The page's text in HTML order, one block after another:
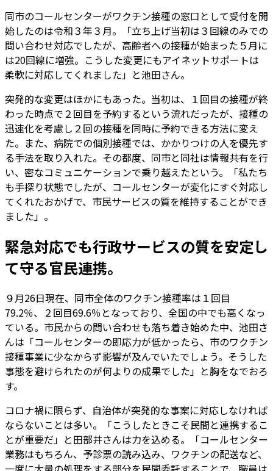
同市のコールセンターがワクチン接種の窓口として受付を開
始したのは令和３年３月。「立ち上げ当初は３回線のみでの
問い合わせ対応でしたが、高齢者への接種が始まった５月に
は20回線に増強。こうした変更にもアイネットサポートは
柔軟に対応してくれました」と池田さん。
突発的な変更はほかにもあった。当初は、１回目の接種が終
わった時点で２回目を予約するという流れだったが、接種の
迅速化を考慮し２回の接種を同時に予約できる方法に変え
た。また、病院での個別接種では、かかりつけの人を優先す
る手法を取り入れた。その都度、同市と同社は情報共有を行
い、密なコミュニケーションで乗り越えたという。「私たち
も手探り状態でしたが、コールセンターが変化にすぐ対応し
てくれたおかげで、市民サービスの質を維持することができ
ました」。
緊急対応でも行政サービスの質を安定し
て守る官民連携。
９月26日現在、同市全体のワクチン接種率は１回目
79.2％、２回目69.6％となっており、全国の中でも高くなっ
ている。市民からの問い合わせも落ち着き始めた中、池田さ
んは「コールセンターの即応力が低かったら、市のワクチン
接種事業に少なからず影響が及んでいたでしょう。そうした
事態を避けられたのが何よりの成果でした」と胸をなでおろ
す。
コロナ禍に限らず、自治体が突発的な事案に対応しなければ
ならないことは多い。「こうしたときこそ民間と連携するこ
とが重要だ」と田部井さんは力を込める。「コールセンター
業務はもちろん、予診票の読み込み、ワクチンの配送など、